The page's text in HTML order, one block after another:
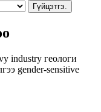
Гүйцэтгэ.
industry геологи
gender-sensitive